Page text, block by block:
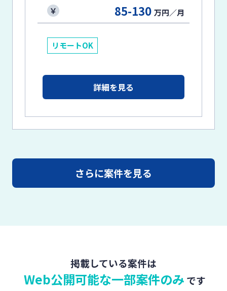
85-130万円／月
リモートOK
詳細を見る
さらに案件を見る
掲載している案件は
Web公開可能な一部案件のみ です